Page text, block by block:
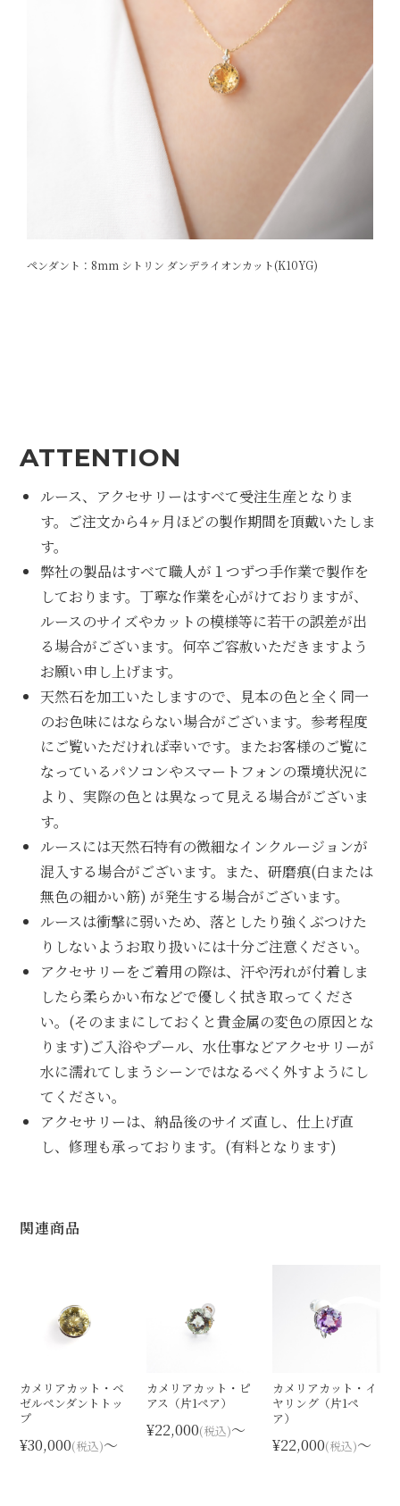
ペンダント：8mm シトリン ダンデライオンカット(K10YG)
ATTENTION
ルース、アクセサリーはすべて受注生産となりま
す。ご注文から4ヶ月ほどの製作期間を頂戴いたしま
す。
弊社の製品はすべて職人が１つずつ手作業で製作を
しております。丁寧な作業を心がけておりますが、
ルースのサイズやカットの模様等に若干の誤差が出
る場合がございます。何卒ご容赦いただきますよう
お願い申し上げます。
天然石を加工いたしますので、見本の色と全く同一
のお色味にはならない場合がございます。参考程度
にご覧いただければ幸いです。またお客様のご覧に
なっているパソコンやスマートフォンの環境状況に
より、実際の色とは異なって見える場合がございま
す。
ルースには天然石特有の微細なインクルージョンが
混入する場合がございます。また、研磨痕(白または
無色の細かい筋) が発生する場合がございます。
ルースは衝撃に弱いため、落としたり強くぶつけた
りしないようお取り扱いには十分ご注意ください。
アクセサリーをご着用の際は、汗や汚れが付着しま
したら柔らかい布などで優しく拭き取ってくださ
い。(そのままにしておくと貴金属の変色の原因とな
ります)ご入浴やプール、水仕事などアクセサリーが
水に濡れてしまうシーンではなるべく外すようにし
てください。
アクセサリーは、納品後のサイズ直し、仕上げ直
し、修理も承っております。(有料となります)
関連商品
カメリアカット・ベ
ゼルペンダントトッ
プ
¥30,000(税込)〜
カメリアカット・ピ
アス（片1ペア）
¥22,000(税込)〜
カメリアカット・イ
ヤリング（片1ペ
ア）
¥22,000(税込)〜